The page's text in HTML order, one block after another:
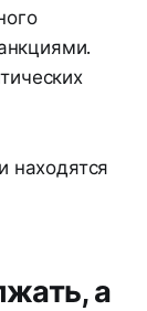
находятся
а